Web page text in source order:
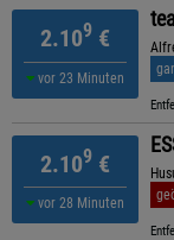
2.109 €
vor 23 Minuten
2.109 €
vor 28 Minuten